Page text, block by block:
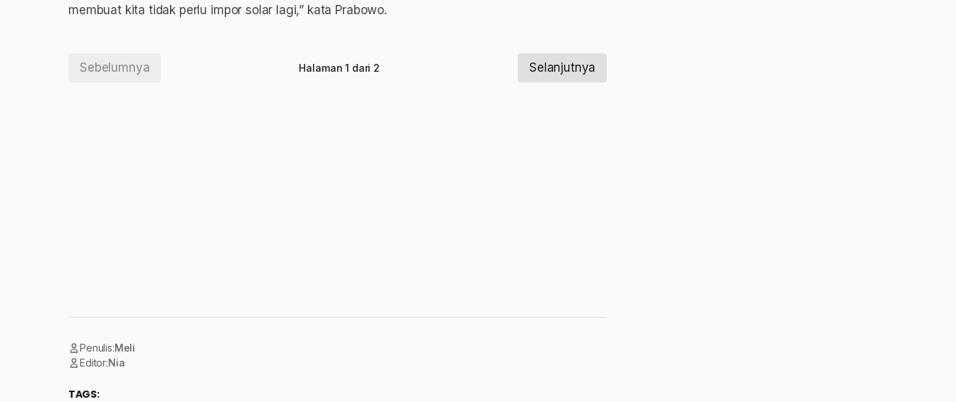
membuat kita tidak perlu impor solar lagi,” kata Prabowo.
Sebelumnya Halaman 1 dari 2 Selanjutnya
Penulis:Meli
Editor:Nia
TAGS: